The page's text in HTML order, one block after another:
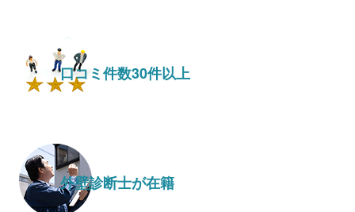
口コミ件数30件以上
外壁診断士が在籍